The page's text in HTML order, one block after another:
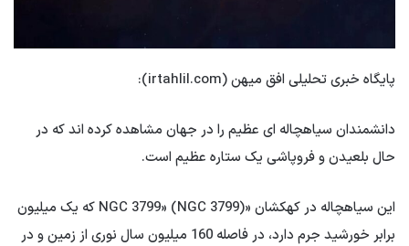
پایگاه خبری تحلیلی افق میهن (irtahlil.com):
دانشمندان سیاهچاله ای عظیم را در جهان مشاهده کرده اند که در
حال بلعیدن و فروپاشی یک ستاره عظیم است.
این سیاهچاله در کهکشان «NGC 3799» (NGC 3799) که یک میلیون
برابر خورشید جرم دارد، در فاصله 160 میلیون سال نوری از زمین و در